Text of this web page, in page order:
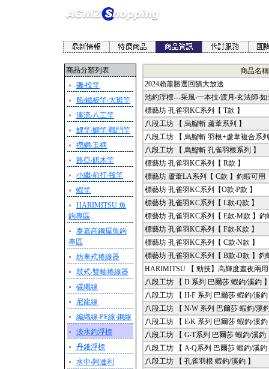
商品分類列表
磯‧投竿
船/鐵板竿‧大斑竿
溪流‧八工竿
鯉竿‧鯽竿‧戰鬥竿
撈網‧玉柄
路亞‧餌木竿
小繼‧前打‧筏竿
蝦竿
HARIMITSU 魚
鉤專區
泰嘉高鋼屋魚鉤
專區
紡車式捲線器
鼓式‧雙軸捲線器
碳纖線
尼龍線
編織線‧PE線‧鋼線
淡水釣浮標
丹錐浮標
水中‧阿達利
商品名稱
2024賴蕭勝選回饋大放送
池釣浮標---采風‧一本技‧渡月‧玄法師‧
標藝坊 孔雀羽KC系列【 T款 】
八段工坊 【 烏鰡斬 蘆葦系列 】
八段工坊 【 烏鰡斬 羽根+蘆葦複合系
八段工坊 【 烏鰡斬 孔雀羽根系列 】
標藝坊 孔雀羽KC系列【 R款 】
標藝坊 蘆葦LA系列【 C款 】釣蝦可用
標藝坊 孔雀羽KC系列【O款‧P款 】
標藝坊 孔雀羽KC系列【 L款‧Q款 】
標藝坊 孔雀羽KC系列【 E款‧M款 】釣
標藝坊 孔雀羽KC系列【 F款‧K款 】
標藝坊 孔雀羽KC系列【 C款‧N款 】
標藝坊 孔雀羽KC系列【 B款‧D款 】釣
HARIMITSU 【 勁技】高輝度晝夜兩
八段工坊 【 D 系列 巴爾莎 蝦釣/溪釣
八段工坊 【 H‧F 系列 巴爾莎 蝦釣/溪
八段工坊 【 N‧W 系列 巴爾莎 蝦釣/溪
八段工坊 【 E‧K 系列 巴爾莎 蝦釣/溪
八段工坊 【 G‧T系列 巴爾莎 蝦釣/溪釣
八段工坊 【 A‧Q系列 巴爾莎 蝦釣/溪釣
八段工坊 【 孔雀羽根 蝦釣/溪釣 】